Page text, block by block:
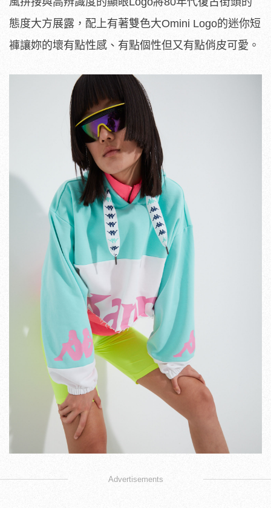
態度大方展露，配上有著雙色大Omini Logo的迷你短
褲讓妳的壞有點性感、有點個性但又有點俏皮可愛。
Advertisements